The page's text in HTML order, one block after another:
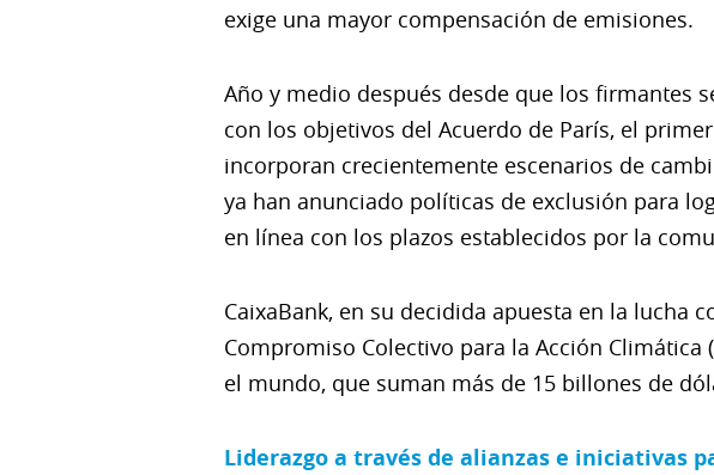
exige una mayor compensación de emisiones.
Año y medio después desde que los firmantes
con los objetivos del Acuerdo de París, el
incorporan crecientemente escenarios de
ya han anunciado políticas de exclusión para
en línea con los plazos establecidos por la
CaixaBank, en su decidida apuesta en la
Compromiso Colectivo para la Acción
el mundo, que suman más de 15 billones de
Liderazgo a través de alianzas e iniciativas